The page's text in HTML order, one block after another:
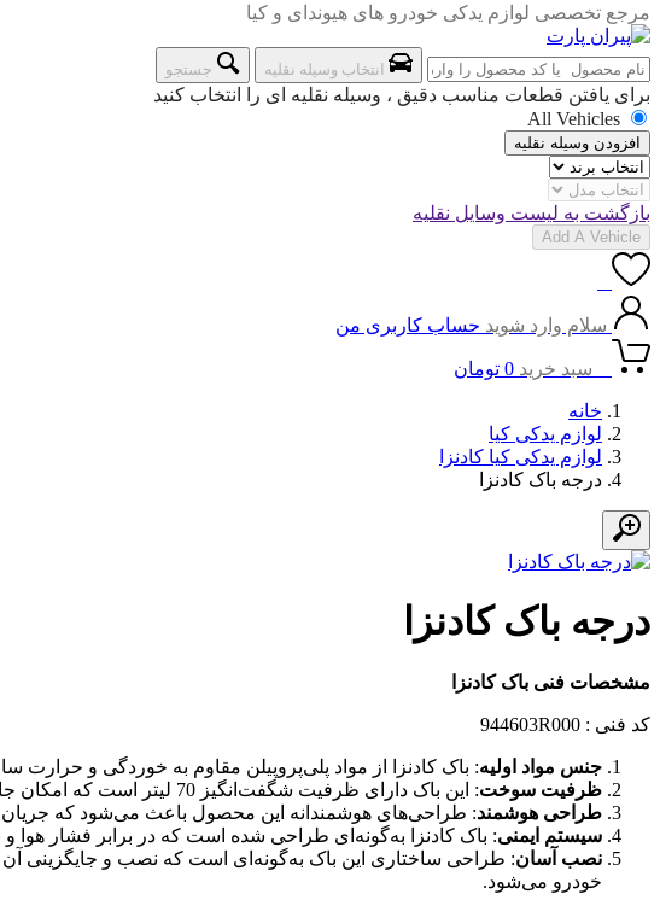
مرجع تخصصی لوازم یدکی خودرو های هیوندای و کیا
انتخاب وسیله نقلیه جستجو
برای یافتن قطعات مناسب دقیق ، وسیله نقلیه ای را انتخاب کنید
All Vehicles
افزودن وسیله نقلیه
بازگشت به لیست وسایل نقلیه
Add A Vehicle
سلام وارد شوید حساب کاربری من
سبد خرید 0 تومان
خانه
لوازم یدکی کیا
لوازم یدکی کیا کادنزا
درجه باک کادنزا
درجه باک کادنزا
مشخصات فنی باک کادنزا
کد فنی : 944603R000
جنس مواد اولیه: باک کادنزا از مواد پلی‌پروپیلن مقاوم به خوردگی و
ظرفیت سوخت: این باک دارای ظرفیت شگفت‌انگیز 70 لیتر است که امکان جابه‌جایی بیشتر سوخت را فراهم می‌آورد و موجب کاهش نیاز به سوخت‌گیری مکرر می‌شود.
طراحی هوشمند: طراحی‌های هوشمندانه این محصول باعث می‌شود که
سیستم ایمنی: باک کادنزا به‌گونه‌ای طراحی شده است که در برابر فشار هوا
نصب آسان: طراحی ساختاری این باک به‌گونه‌ای است که نصب و جایگزینی آن
خودرو می‌شود.